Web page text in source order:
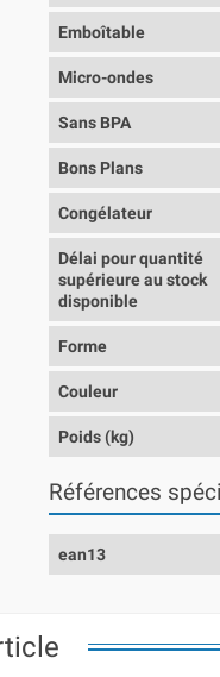
Emboîtable
Micro-ondes
Sans BPA
Bons Plans
Congélateur
Délai pour quantité
supérieure au stock
disponible
Forme
Couleur
Poids (kg)
Références
ean13